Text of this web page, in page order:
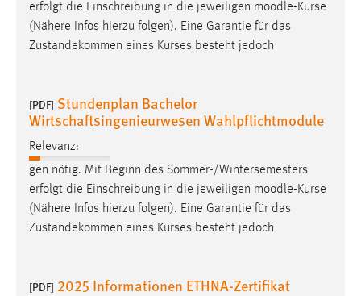
erfolgt die Einschreibung in die jeweiligen moodle-Kurse
(Nähere Infos hierzu folgen). Eine Garantie für das
Zustandekommen eines Kurses besteht jedoch
[PDF] Stundenplan Bachelor
Wirtschaftsingenieurwesen Wahlpflichtmodule
Relevanz:
gen nötig. Mit Beginn des Sommer-/Wintersemesters
erfolgt die Einschreibung in die jeweiligen moodle-Kurse
(Nähere Infos hierzu folgen). Eine Garantie für das
Zustandekommen eines Kurses besteht jedoch
[PDF] 2025 Informationen ETHNA-Zertifikat